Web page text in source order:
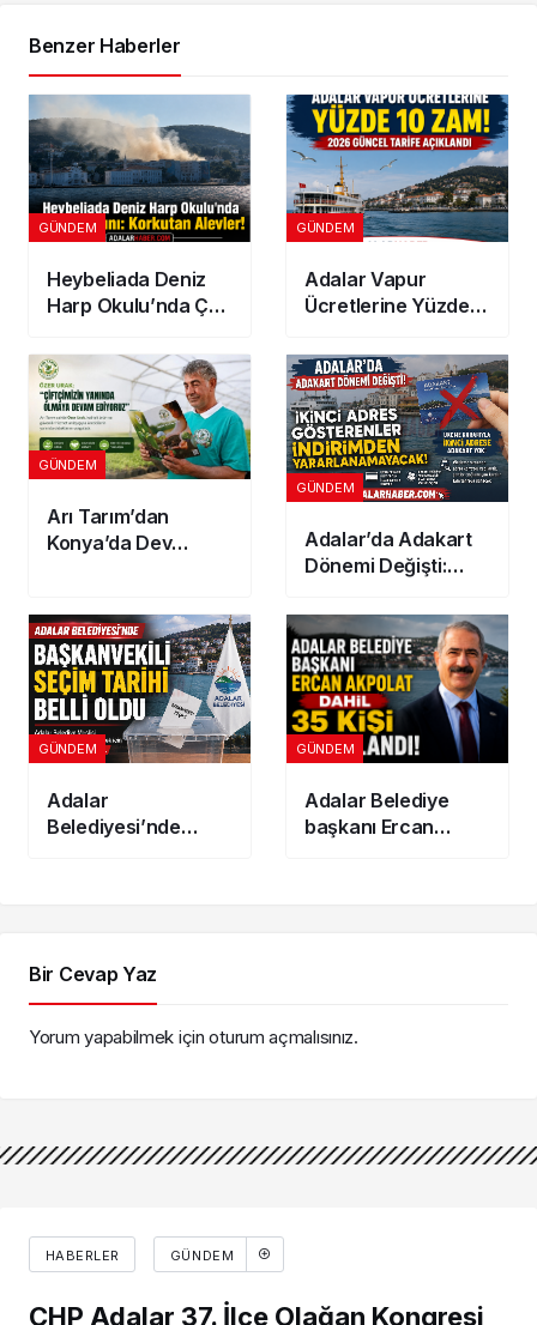
Benzer Haberler
GÜNDEM
Heybeliada Deniz
Harp Okulu’nda Çatı
Alevler!
GÜNDEM
Adalar Vapur
Ücretlerine Yüzde
Güncel Tarife
Açıklandı
GÜNDEM
Arı Tarım’dan
Konya’da Dev
Jeotermal Sera
Kuruluyor
GÜNDEM
Adalar’da Adakart
Dönemi Değişti:
Gösterenler
İndirimden
Yararlanamayacak
GÜNDEM
Adalar
Belediyesi’nde
GÜNDEM
Adalar Belediye
başkanı Ercan
Bir Cevap Yaz
Yorum yapabilmek içinoturum açmalısınız.
HABERLER GÜNDEM
CHP Adalar 37. İlçe Olağan Kongresi